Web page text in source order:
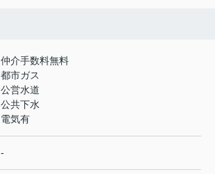
仲介手数料無料
都市ガス
公営水道
公共下水
電気有
-